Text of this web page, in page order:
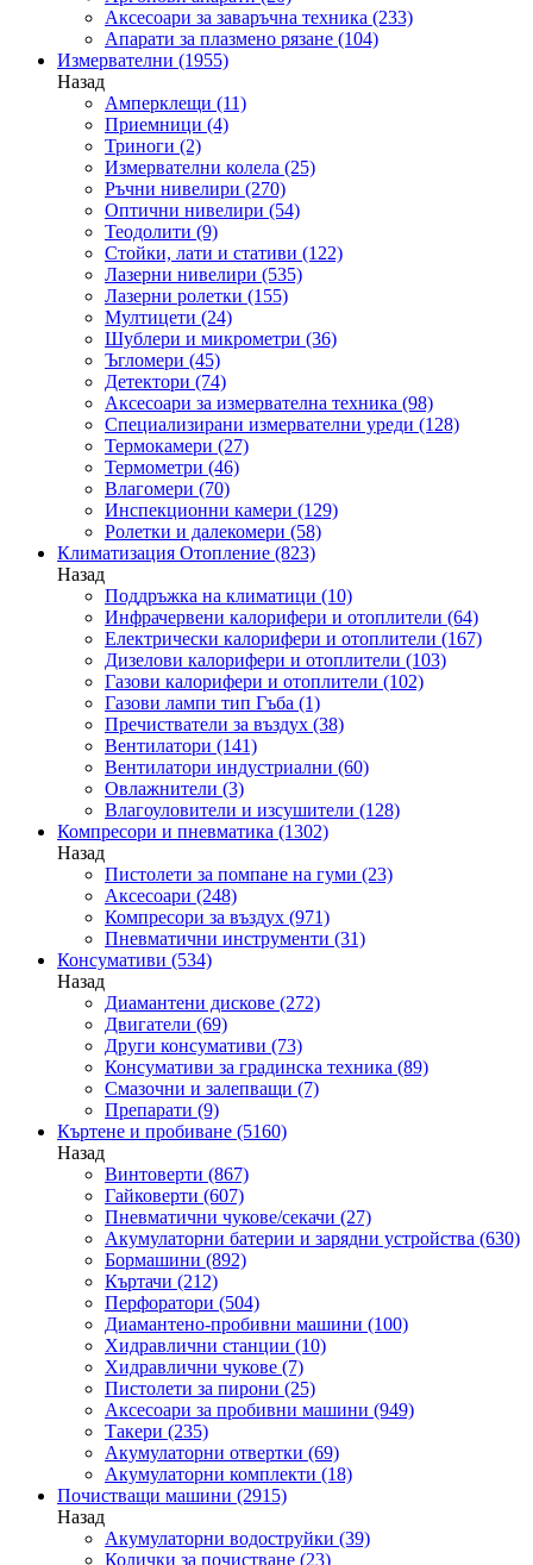
Аксесоари за заваръчна техника (233)
Апарати за плазмено рязане (104)
Измервателни (1955)
Назад
Амперклещи (11)
Приемници (4)
Триноги (2)
Измервателни колела (25)
Ръчни нивелири (270)
Оптични нивелири (54)
Теодолити (9)
Стойки, лати и стативи (122)
Лазерни нивелири (535)
Лазерни ролетки (155)
Мултицети (24)
Шублери и микрометри (36)
Ъгломери (45)
Детектори (74)
Аксесоари за измервателна техника (98)
Специализирани измервателни уреди (128)
Термокамери (27)
Термометри (46)
Влагомери (70)
Инспекционни камери (129)
Ролетки и далекомери (58)
Климатизация Отопление (823)
Назад
Поддръжка на климатици (10)
Инфрачервени калорифери и отоплители (64)
Електрически калорифери и отоплители (167)
Дизелови калорифери и отоплители (103)
Газови калорифери и отоплители (102)
Газови лампи тип Гъба (1)
Пречистватели за въздух (38)
Вентилатори (141)
Вентилатори индустриални (60)
Овлажнители (3)
Влагоуловители и изсушители (128)
Компресори и пневматика (1302)
Назад
Пистолети за помпане на гуми (23)
Аксесоари (248)
Компресори за въздух (971)
Пневматични инструменти (31)
Консумативи (534)
Назад
Диамантени дискове (272)
Двигатели (69)
Други консумативи (73)
Консумативи за градинска техника (89)
Смазочни и залепващи (7)
Препарати (9)
Къртене и пробиване (5160)
Назад
Винтоверти (867)
Гайковерти (607)
Пневматични чукове/секачи (27)
Акумулаторни батерии и зарядни устройства (630)
Бормашини (892)
Къртачи (212)
Перфоратори (504)
Диамантено-пробивни машини (100)
Хидравлични станции (10)
Хидравлични чукове (7)
Пистолети за пирони (25)
Аксесоари за пробивни машини (949)
Такери (235)
Акумулаторни отвертки (69)
Акумулаторни комплекти (18)
Почистващи машини (2915)
Назад
Акумулаторни водоструйки (39)
Колички за почистване (23)